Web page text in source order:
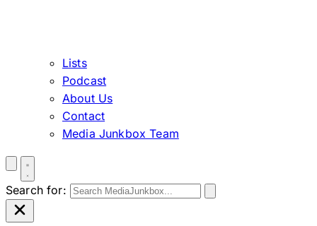
Lists
Podcast
About Us
Contact
Media Junkbox Team
Search for: